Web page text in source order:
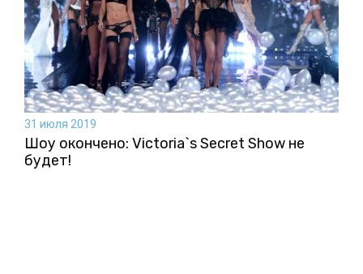
31 июля 2019
Шоу окончено: Victoria`s Secret Show не
будет!